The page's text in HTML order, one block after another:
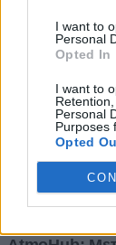
I want to
Personal
Opted In
I want to
Personal
Purposes
Opted